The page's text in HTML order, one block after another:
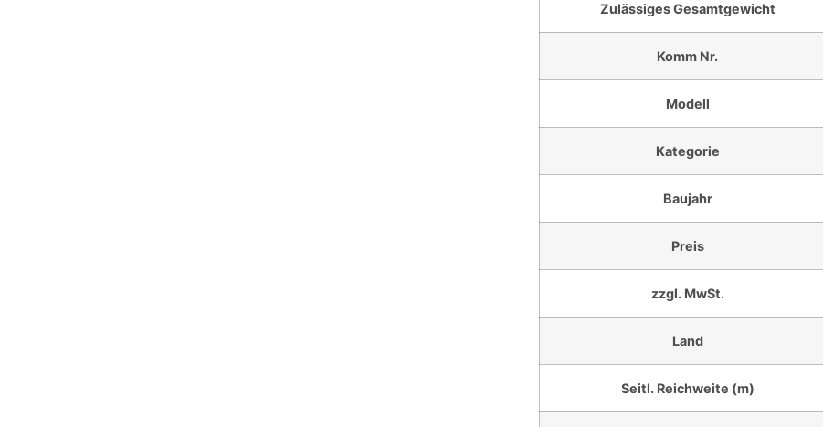
Zulässiges Gesamtgewicht
Komm Nr.
Modell
Kategorie
Baujahr
Preis
zzgl. MwSt.
Land
Seitl. Reichweite (m)